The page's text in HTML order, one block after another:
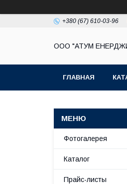
+380 (67) 610-03-96
ООО "АТУМ
ГЛАВНАЯ
Фотогалерея
Каталог
Прайс-листы